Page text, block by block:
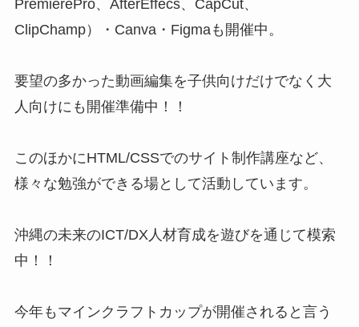
PremierePro、AfterEffecs、CapCut、
ClipChamp）・Canva・Figmaも開催中。
要望の多かった動画編集を子供向けだけでなく大
人向けにも開催準備中！！
このほかにHTML/CSSでのサイト制作講座など、
様々な勉強ができる場として活動しています。
沖縄の未来のICT/DX人材育成を遊びを通じて模索
中！！
今年もマインクラフトカップが開催されると言う